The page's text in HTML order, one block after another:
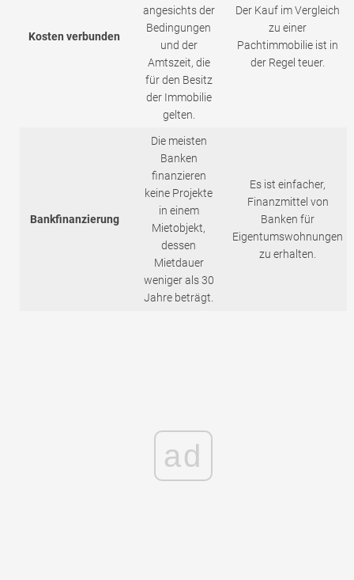
Kosten verbunden
angesichts der
Bedingungen
und der
Amtszeit, die
für den Besitz
der Immobilie
gelten.
Der Kauf im Vergleich
zu einer
Pachtimmobilie ist in
der Regel teuer.
Bankfinanzierung
Die meisten
Banken
finanzieren
keine Projekte
in einem
Mietobjekt,
dessen
Mietdauer
weniger als 30
Jahre beträgt.
Es ist einfacher,
Finanzmittel von
Banken für
Eigentumswohnungen
zu erhalten.
ad